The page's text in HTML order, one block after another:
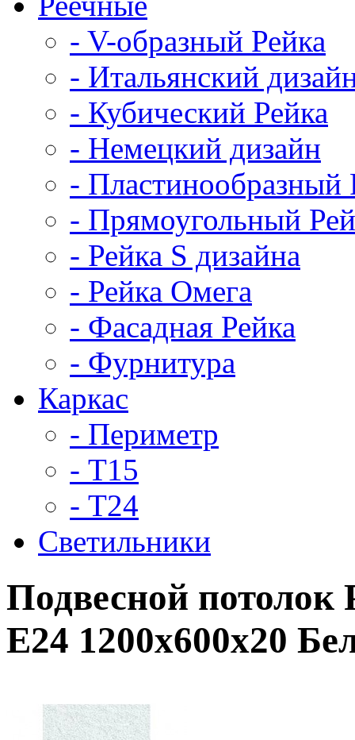
- V-образный Рейка
- Итальянский
- Кубический Рейка
- Немецкий дизайн
- Пластинообразный
- Прямоугольный
- Рейка S дизайна
- Рейка Омега
- Фасадная Рейка
- Фурнитура
Каркас
- Периметр
- Т15
- Т24
Светильники
Подвесной
E24 1200x600x20